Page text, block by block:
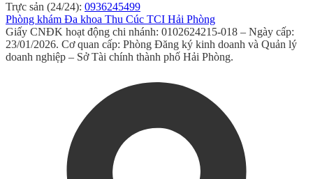
Trực sản (24/24): 0936245499
Phòng khám Đa khoa Thu Cúc TCI Hải Phòng
Giấy CNĐK hoạt động chi nhánh: 0102624215-018 – Ngày cấp:
23/01/2026. Cơ quan cấp: Phòng Đăng ký kinh doanh và Quản lý
doanh nghiệp – Sở Tài chính thành phố Hải Phòng.